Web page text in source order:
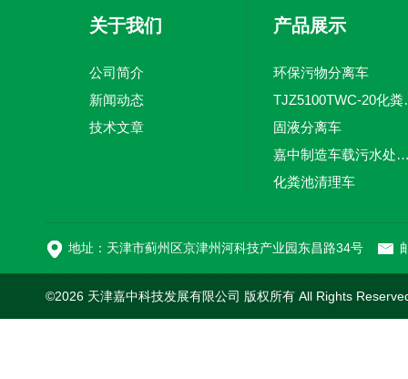
关于我们
公司简介
新闻动态
技术文章
产品展示
环保污物分离车
固液分离车
嘉中制造车载污水处理设备-环
化粪池清理车
地址：天津市蓟州区京津州河科技产业园东昌路34号
©2026 天津嘉中科技发展有限公司 版权所有 All Rights